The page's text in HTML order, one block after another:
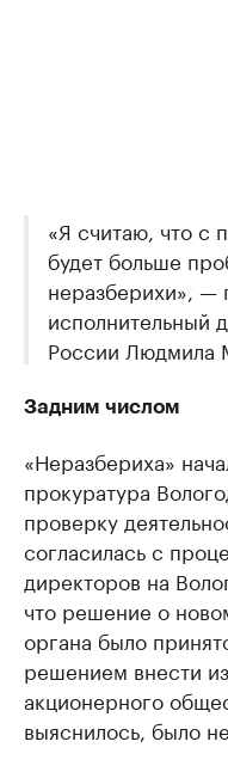
«Я считаю, что с
будет больше
неразберихи», —
исполнительный
России Людмила
Задним числом
«Неразбериха»
прокуратура
проверку
согласилась с
директоров на
что решение о
органа было
решением внести
акционерного
выяснилось, было